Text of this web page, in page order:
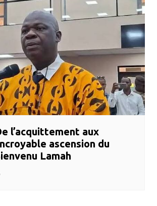
l’acquittement aux
ascension du
Lamah